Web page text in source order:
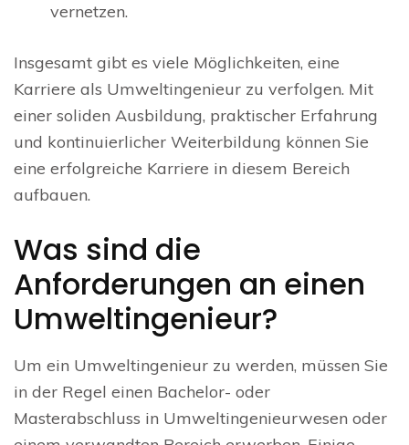
vernetzen.
Insgesamt gibt es viele Möglichkeiten, eine
Karriere als Umweltingenieur zu verfolgen. Mit
einer soliden Ausbildung, praktischer Erfahrung
und kontinuierlicher Weiterbildung können Sie
eine erfolgreiche Karriere in diesem Bereich
aufbauen.
Was sind die
Anforderungen an einen
Umweltingenieur?
Um ein Umweltingenieur zu werden, müssen Sie
in der Regel einen Bachelor- oder
Masterabschluss in Umweltingenieurwesen oder